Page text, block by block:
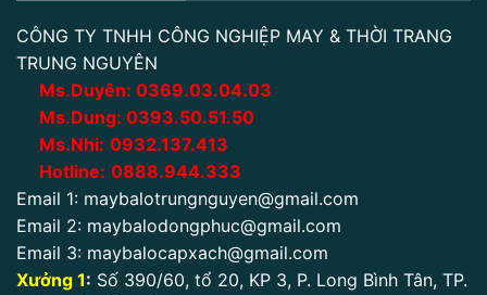
CÔNG TY TNHH CÔNG NGHIỆP MAY & THỜI TRANG
TRUNG NGUYÊN
Ms.Duyên: 0369.03.04.03
Ms.Dung: 0393.50.51.50
Ms.Nhi: 0932.137.413
Hotline: 0888.944.333
Email 1: maybalotrungnguyen@gmail.com
Email 2: maybalodongphuc@gmail.com
Email 3: maybalocapxach@gmail.com
Xưởng 1: Số 390/60, tổ 20, KP 3, P. Long Bình Tân, TP.